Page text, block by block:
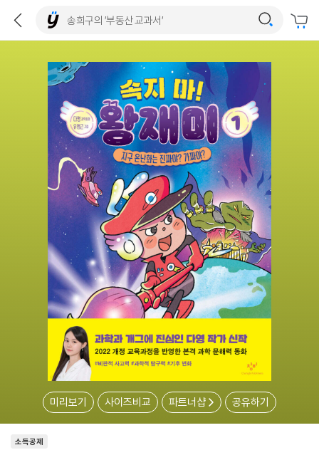
미리보기 사이즈비교 파트너샵 공유하기
소득공제